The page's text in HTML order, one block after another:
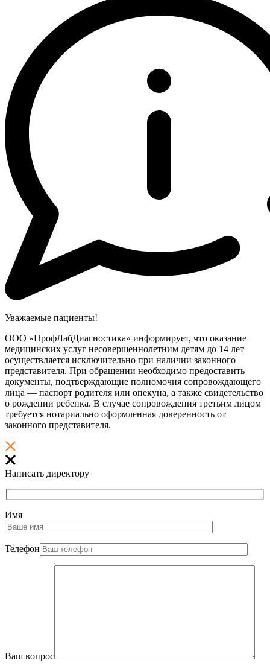
Уважаемые пациенты!
ООО «ПрофЛабДиагностика» информирует, что оказание
медицинских услуг несовершеннолетним детям до 14 лет
осуществляется исключительно при наличии законного
представителя. При обращении необходимо предоставить
документы, подтверждающие полномочия сопровождающего
лица — паспорт родителя или опекуна, а также свидетельство
о рождении ребенка. В случае сопровождения третьим лицом
требуется нотариально оформленная доверенность от
законного представителя.
Написать директору
Имя
Телефон
Ваш вопрос